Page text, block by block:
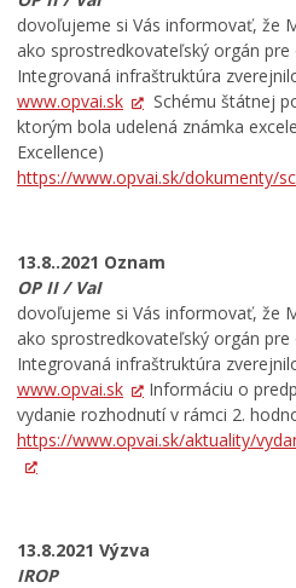
dovoľujeme si Vás informovať, že
ako sprostredkovateľský orgán
Integrovaná infraštruktúra
www.opvai.sk
Schému štátnej
ktorým bola udelená známka
Excellence)
https://www.opvai.sk/dokumenty/
13.8..2021 Oznam
OP II / VaI
dovoľujeme si Vás informovať, že
ako sprostredkovateľský orgán
Integrovaná infraštruktúra
www.opvai.sk
Informáciu o
vydanie rozhodnutí v rámci 2.
https://www.opvai.sk/aktuality/
13.8.2021 Výzva
IROP